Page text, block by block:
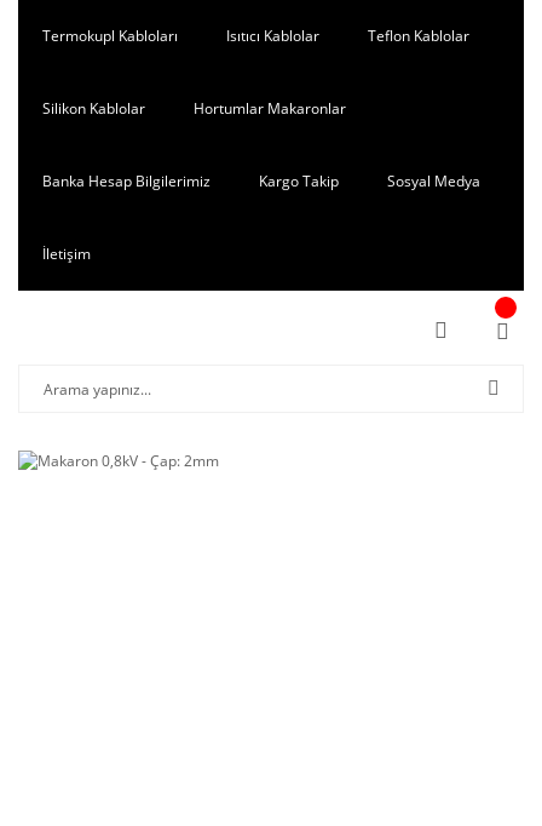
Termokupl Kabloları Isıtıcı Kablolar Teflon Kablolar
Silikon Kablolar Hortumlar Makaronlar
Banka Hesap Bilgilerimiz Kargo Takip Sosyal Medya
İletişim